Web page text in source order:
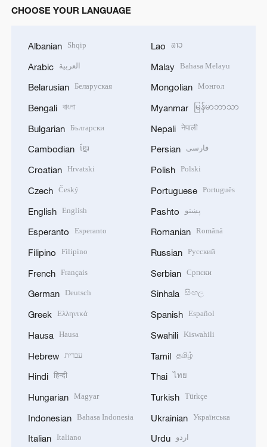
CHOOSE YOUR LANGUAGE
Albanian Shqip
Arabic العربية
Belarusian Беларуская
Bengali বাংলা
Bulgarian Български
Cambodian ខ្មែរ
Croatian Hrvatski
Czech Český
English English
Esperanto Esperanto
Filipino Filipino
French Français
German Deutsch
Greek Ελληνικά
Hausa Hausa
Hebrew עברית
Hindi हिन्दी
Hungarian Magyar
Indonesian Bahasa Indonesia
Italian Italiano
Lao ລາວ
Malay Bahasa Melayu
Mongolian Монгол
Myanmar မြန်မာဘာသာ
Nepali नेपाली
Persian فارسی
Polish Polski
Portuguese Português
Pashto پښتو
Romanian Română
Russian Русский
Serbian Српски
Sinhala සිංහල
Spanish Español
Swahili Kiswahili
Tamil தமிழ்
Thai ไทย
Turkish Türkçe
Ukrainian Українська
Urdu اردو